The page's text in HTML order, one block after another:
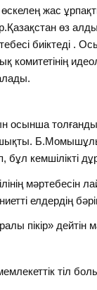
жас
өз
комитетінің
Б.Момышұлы
бұл кемшілікті
мәртебесін
елдердің
пікір»
мемлекеттік тіл